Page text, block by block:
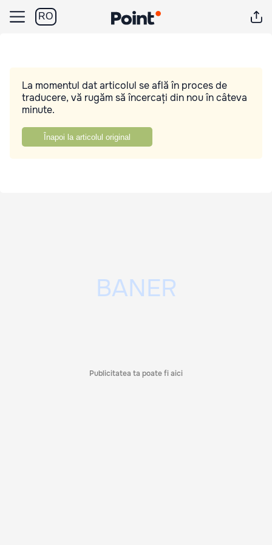
RO
La momentul dat articolul se află în proces de
traducere, vă rugăm să încercați din nou în câteva
minute.
Înapoi la articolul original
Publicitatea ta poate fi aici